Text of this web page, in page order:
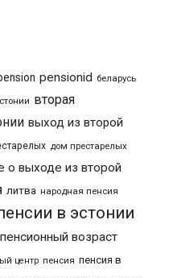
pensionid беларусь
вторая
выход из второй
дом престарелых
о выходе из второй
литва народная пенсия
в эстонии
пенсионный возраст
центр пенсия пенсия в